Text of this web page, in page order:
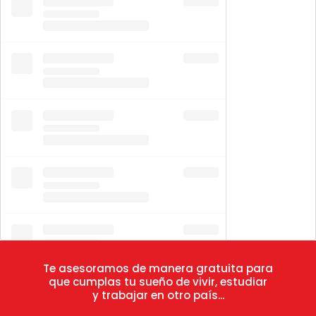
Te asesoramos de manera gratuita para
que cumplas tu sueño de vivir, estudiar
y trabajar en otro país...